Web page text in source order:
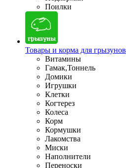
Поилки
Товары и корма для грызунов
Витамины
Гамак,Тоннель
Домики
Игрушки
Клетки
Когтерез
Колеса
Корм
Кормушки
Лакомства
Миски
Наполнители
Переноски